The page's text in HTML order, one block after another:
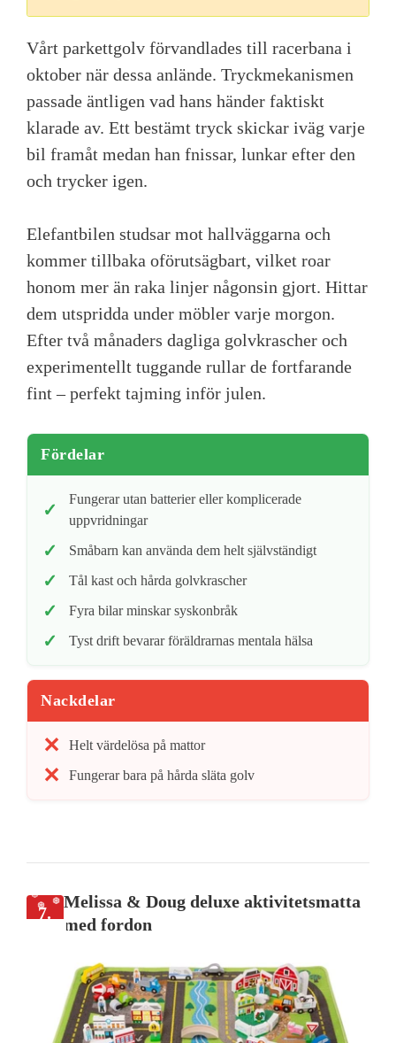
Vårt parkettgolv förvandlades till racerbana i
oktober när dessa anlände. Tryckmekanismen
passade äntligen vad hans händer faktiskt
klarade av. Ett bestämt tryck skickar iväg varje
bil framåt medan han fnissar, lunkar efter den
och trycker igen.
Elefantbilen studsar mot hallväggarna och
kommer tillbaka oförutsägbart, vilket roar
honom mer än raka linjer någonsin gjort. Hittar
dem utspridda under möbler varje morgon.
Efter två månaders dagliga golvkrascher och
experimentellt tuggande rullar de fortfarande
fint – perfekt tajming inför julen.
Fördelar
Fungerar utan batterier eller komplicerade
uppvridningar
Småbarn kan använda dem helt självständigt
Tål kast och hårda golvkrascher
Fyra bilar minskar syskonbråk
Tyst drift bevarar föräldrarnas mentala hälsa
Nackdelar
Helt värdelösa på mattor
Fungerar bara på hårda släta golv
7.
Melissa & Doug deluxe aktivitetsmatta
med fordon